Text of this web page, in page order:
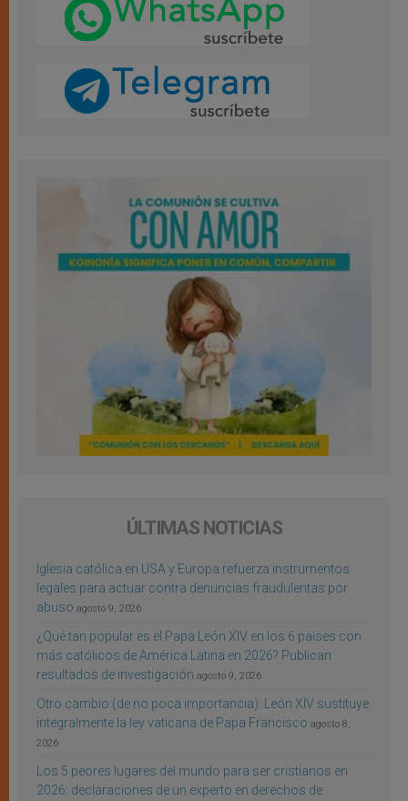
ÚLTIMAS NOTICIAS
Iglesia católica en USA y Europa refuerza instrumentos
legales para actuar contra denuncias fraudulentas por
abuso agosto 9, 2026
¿Qué tan popular es el Papa León XIV en los 6 países con
más católicos de América Latina en 2026? Publican
resultados de investigación agosto 9, 2026
Otro cambio (de no poca importancia): León XIV sustituye
integralmente la ley vaticana de Papa Francisco agosto 8,
2026
Los 5 peores lugares del mundo para ser cristianos en
2026: declaraciones de un experto en derechos de